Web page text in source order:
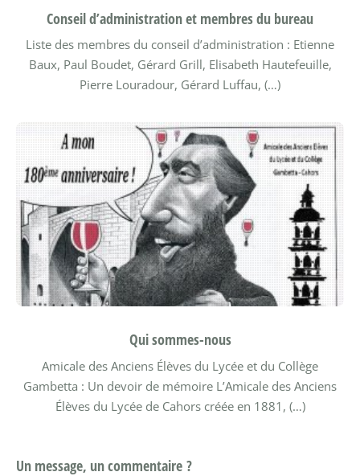
Conseil d’administration et membres du bureau
Liste des membres du conseil d’administration : Etienne
Baux, Paul Boudet, Gérard Grill, Elisabeth Hautefeuille,
Pierre Louradour, Gérard Luffau, (…)
Qui sommes-nous
Amicale des Anciens Élèves du Lycée et du Collège
Gambetta : Un devoir de mémoire L’Amicale des Anciens
Élèves du Lycée de Cahors créée en 1881, (…)
Un message, un commentaire ?